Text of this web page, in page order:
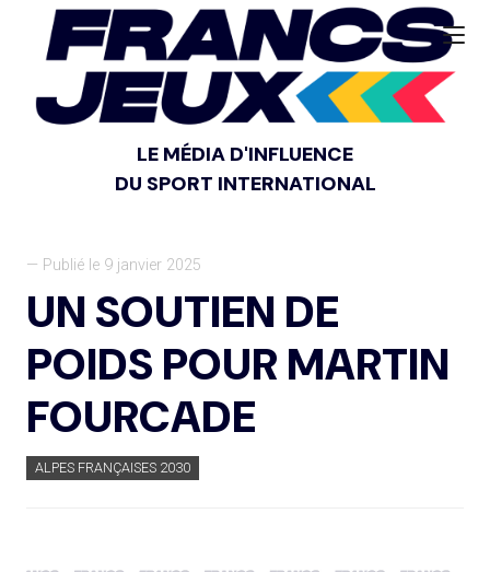
LE MÉDIA D'INFLUENCE
DU SPORT INTERNATIONAL
— Publié le 9 janvier 2025
UN SOUTIEN DE
POIDS POUR MARTIN
FOURCADE
ALPES FRANÇAISES 2030